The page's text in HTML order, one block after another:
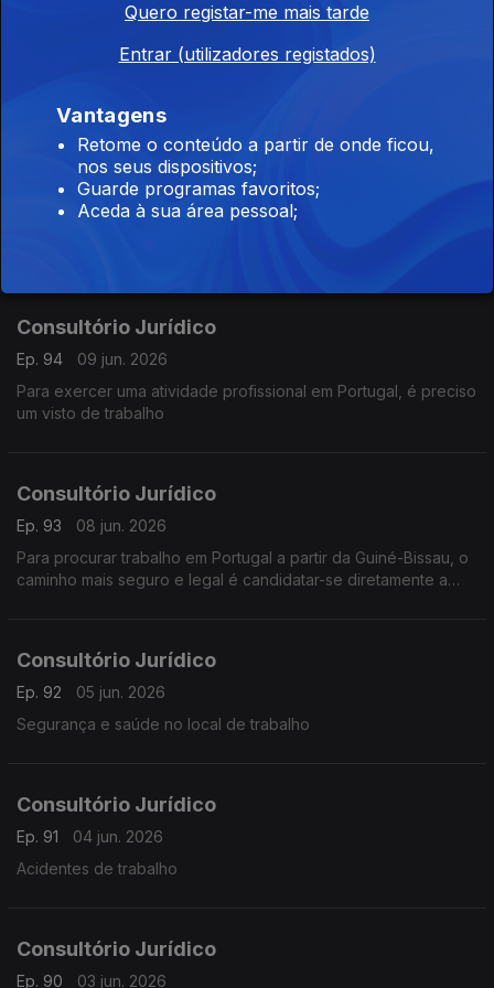
Consultório Jurídico
11 jun. 2026
Consultório Jurídico
Ep. 95
10 jun. 2026
Consultório Jurídico
Ep. 94
09 jun. 2026
Para exercer uma atividade profissional em Portugal, é preciso
um visto de trabalho
Consultório Jurídico
Ep. 93
08 jun. 2026
Para procurar trabalho em Portugal a partir da Guiné-Bissau, o
caminho mais seguro e legal é candidatar-se diretamente a
Consultório Jurídico
Ep. 92
05 jun. 2026
Segurança e saúde no local de trabalho
Consultório Jurídico
Ep. 91
04 jun. 2026
Acidentes de trabalho
Consultório Jurídico
Ep. 90 03 jun. 2026
Quero registar-me mais tarde
Entrar (utilizadores registados)
Vantagens
Retome o conteúdo a partir de onde ficou,
nos seus dispositivos;
Guarde programas favoritos;
Aceda à sua área pessoal;